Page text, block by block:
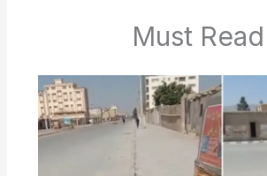
Must Read